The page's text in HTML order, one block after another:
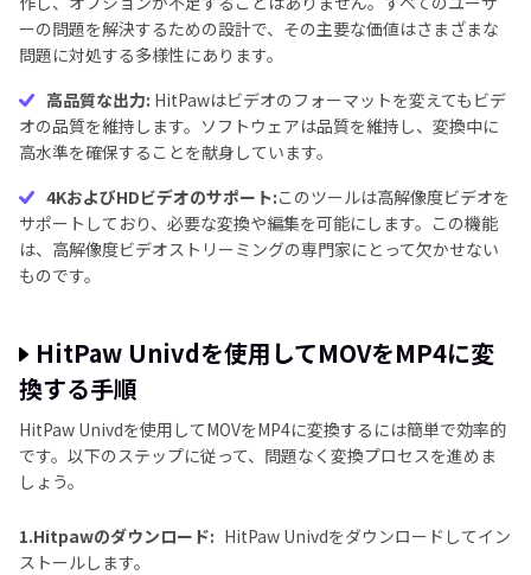
ーの問題を解決するための設計で、その主要な価値はさまざまな
問題に対処する多様性にあります。
高品質な出力: HitPawはビデオのフォーマットを変えてもビデ
オの品質を維持します。ソフトウェアは品質を維持し、変換中に
高水準を確保することを献身しています。
4KおよびHDビデオのサポート:このツールは高解像度ビデオを
サポートしており、必要な変換や編集を可能にします。この機能
は、高解像度ビデオストリーミングの専門家にとって欠かせない
ものです。
HitPaw Univdを使用してMOVをMP4に変
換する手順
HitPaw Univdを使用してMOVをMP4に変換するには簡単で効率的
です。以下のステップに従って、問題なく変換プロセスを進めま
しょう。
1.Hitpawのダウンロード: HitPaw Univdをダウンロードしてイン
ストールします。